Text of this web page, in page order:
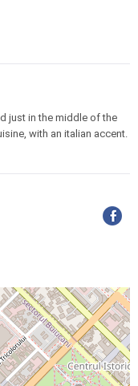
just in the middle of the
with an italian accent.